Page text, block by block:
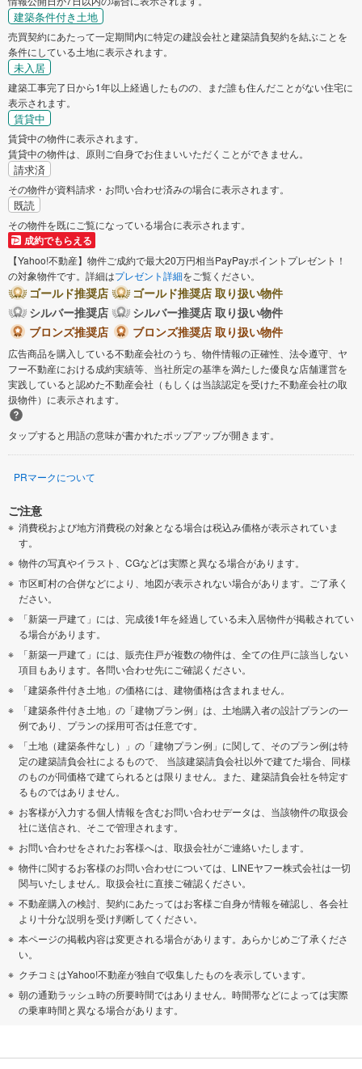
建築条件付き土地
売買契約にあたって一定期間内に特定の建設会社と建築請負契約を結ぶことを
条件にしている土地に表示されます。
未入居
建築工事完了日から1年以上経過したものの、まだ誰も住んだことがない住宅に
表示されます。
賃貸中
賃貸中の物件に表示されます。
賃貸中の物件は、原則ご自身でお住まいいただくことができません。
請求済
その物件が資料請求・お問い合わせ済みの場合に表示されます。
既読
その物件を既にご覧になっている場合に表示されます。
成約でもらえる
【Yahoo!不動産】物件ご成約で最大20万円相当PayPayポイントプレゼント！
の対象物件です。詳細はプレゼント詳細をご覧ください。
ゴールド推奨店
ゴールド推奨店 取り扱い物件
シルバー推奨店
シルバー推奨店 取り扱い物件
ブロンズ推奨店
ブロンズ推奨店 取り扱い物件
広告商品を購入している不動産会社のうち、物件情報の正確性、法令遵守、ヤ
フー不動産における成約実績等、当社所定の基準を満たした優良な店舗運営を
実践していると認めた不動産会社（もしくは当該認定を受けた不動産会社の取
扱物件）に表示されます。
タップすると用語の意味が書かれたポップアップが開きます。
PRマークについて
ご注意
消費税および地方消費税の対象となる場合は税込み価格が表示されていま
す。
物件の写真やイラスト、CGなどは実際と異なる場合があります。
市区町村の合併などにより、地図が表示されない場合があります。ご了承く
ださい。
「新築一戸建て」には、完成後1年を経過している未入居物件が掲載されてい
る場合があります。
「新築一戸建て」には、販売住戸が複数の物件は、全ての住戸に該当しない
項目もあります。各問い合わせ先にご確認ください。
「建築条件付き土地」の価格には、建物価格は含まれません。
「建築条件付き土地」の「建物プラン例」は、土地購入者の設計プランの一
例であり、プランの採用可否は任意です。
「土地（建築条件なし）」の「建物プラン例」に関して、そのプラン例は特
定の建築請負会社によるもので、 当該建築請負会社以外で建てた場合、同様
のものが同価格で建てられるとは限りません。また、建築請負会社を特定す
るものではありません。
お客様が入力する個人情報を含むお問い合わせデータは、当該物件の取扱会
社に送信され、そこで管理されます。
お問い合わせをされたお客様へは、取扱会社がご連絡いたします。
物件に関するお客様のお問い合わせについては、LINEヤフー株式会社は一切
関与いたしません。取扱会社に直接ご確認ください。
不動産購入の検討、契約にあたってはお客様ご自身が情報を確認し、各会社
より十分な説明を受け判断してください。
本ページの掲載内容は変更される場合があります。あらかじめご了承くださ
い。
クチコミはYahoo!不動産が独自で収集したものを表示しています。
朝の通勤ラッシュ時の所要時間ではありません。時間帯などによっては実際
の乗車時間と異なる場合があります。